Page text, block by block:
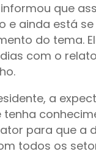
que
e ainda está
do tema.
com o
a
tenha
para que a
todos os